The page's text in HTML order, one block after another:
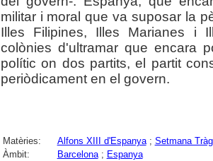
militar i moral que va suposar la
Illes Filipines, Illes Marianes i
colònies d'ultramar que encara
polític on dos partits, el partit
periòdicament en el govern.
Matèries: Alfons XIII d'Espanya; Setmana
Àmbit:
Barcelona; Espanya